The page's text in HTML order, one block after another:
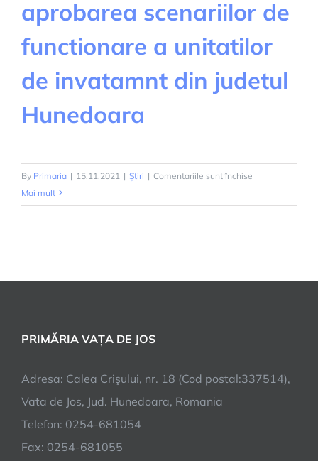
aprobarea scenariilor de
functionare a unitatilor
de invatamnt din judetul
Hunedoara
By Primaria | 15.11.2021 | Știri | Comentariile sunt închise
privind
judetul
Mai mult
PRIMĂRIA VAȚA DE JOS
Adresa: Calea Crişului, nr. 18 (Cod postal:337514),
Vata de Jos, Jud. Hunedoara, Romania
Telefon: 0254-681054
Fax: 0254-681055